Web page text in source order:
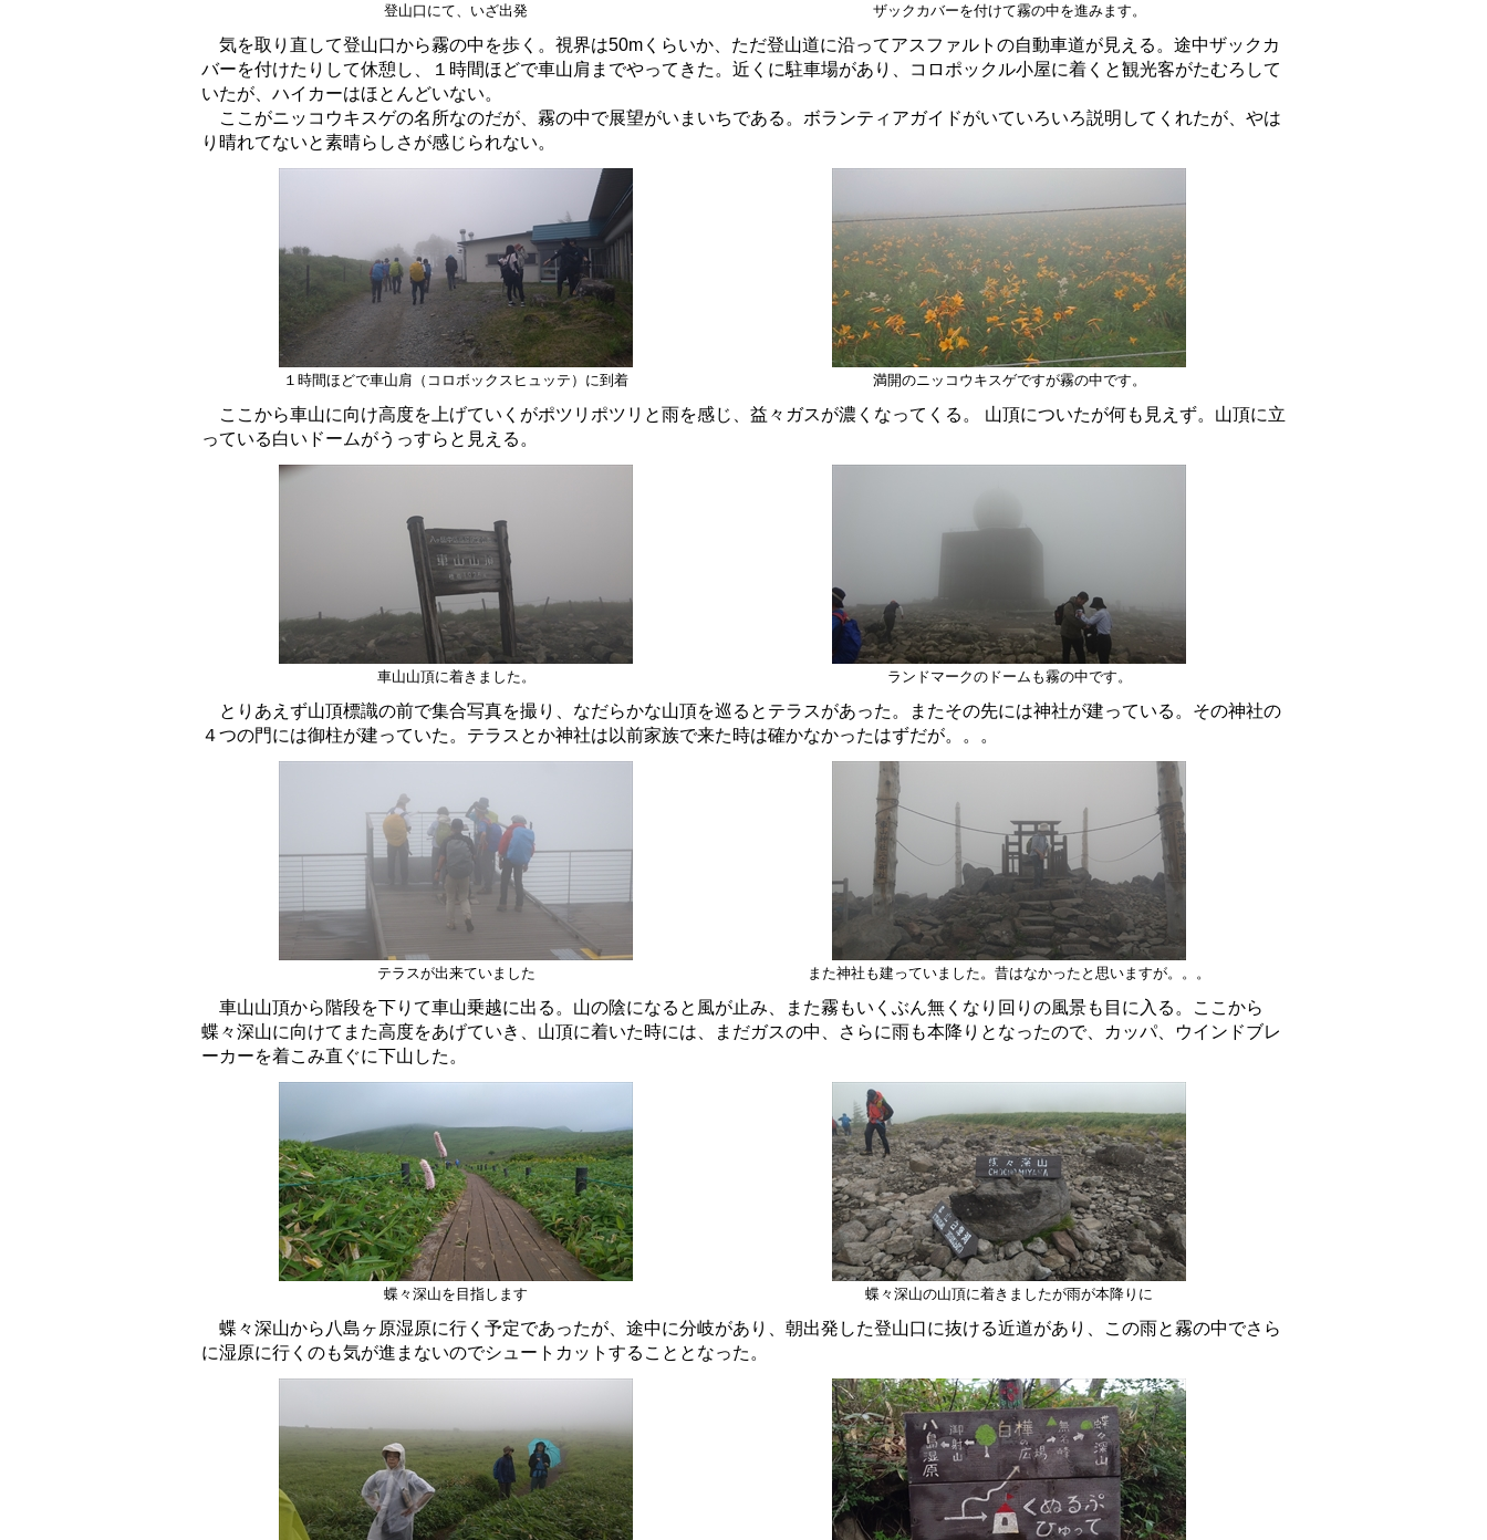
登山口にて、いざ出発 ザックカバーを付けて霧の中を進みます。
気を取り直して登山口から霧の中を歩く。視界は50mくらいか、ただ登山道に沿ってアスファルトの自動車道が見える。途中ザックカ
バーを付けたりして休憩し、１時間ほどで車山肩までやってきた。近くに駐車場があり、コロポックル小屋に着くと観光客がたむろして
いたが、ハイカーはほとんどいない。
ここがニッコウキスゲの名所なのだが、霧の中で展望がいまいちである。ボランティアガイドがいていろいろ説明してくれたが、やは
り晴れてないと素晴らしさが感じられない。
１時間ほどで車山肩（コロボックスヒュッテ）に到着 満開のニッコウキスゲですが霧の中です。
ここから車山に向け高度を上げていくがポツリポツリと雨を感じ、益々ガスが濃くなってくる。 山頂についたが何も見えず。山頂に立
っている白いドームがうっすらと見える。
車山山頂に着きました。 ランドマークのドームも霧の中です。
とりあえず山頂標識の前で集合写真を撮り、なだらかな山頂を巡るとテラスがあった。またその先には神社が建っている。その神社の
４つの門には御柱が建っていた。テラスとか神社は以前家族で来た時は確かなかったはずだが。。。
テラスが出来ていました また神社も建っていました。昔はなかったと思いますが。。。
車山山頂から階段を下りて車山乗越に出る。山の陰になると風が止み、また霧もいくぶん無くなり回りの風景も目に入る。ここから
蝶々深山に向けてまた高度をあげていき、山頂に着いた時には、まだガスの中、さらに雨も本降りとなったので、カッパ、ウインドブレ
ーカーを着こみ直ぐに下山した。
蝶々深山を目指します 蝶々深山の山頂に着きましたが雨が本降りに
蝶々深山から八島ヶ原湿原に行く予定であったが、途中に分岐があり、朝出発した登山口に抜ける近道があり、この雨と霧の中でさら
に湿原に行くのも気が進まないのでシュートカットすることとなった。